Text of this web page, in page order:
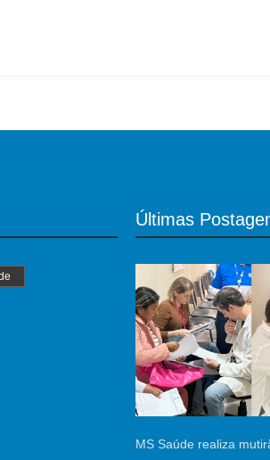
Últimas
MS Saúde realiza